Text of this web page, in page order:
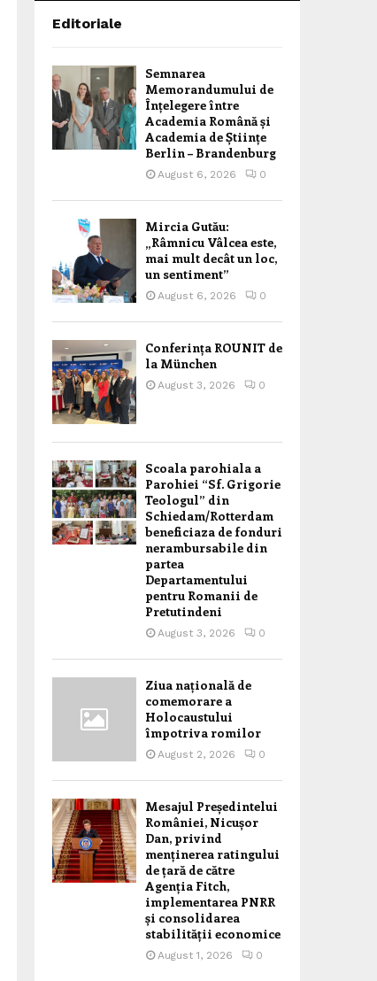
Editoriale
Semnarea
Memorandumului de
Înțelegere între
Academia Română și
Academia de Științe
Berlin – Brandenburg
August 6, 2026 0
Mircia Gutău:
„Râmnicu Vâlcea este,
mai mult decât un loc,
un sentiment”
August 6, 2026 0
Conferința ROUNIT de
la München
August 3, 2026 0
Scoala parohiala a
Parohiei “Sf. Grigorie
Teologul” din
Schiedam/Rotterdam
beneficiaza de fonduri
nerambursabile din
partea
Departamentului
pentru Romanii de
Pretutindeni
August 3, 2026 0
Ziua națională de
comemorare a
Holocaustului
împotriva romilor
August 2, 2026 0
Mesajul Președintelui
României, Nicușor
Dan, privind
menținerea ratingului
de țară de către
Agenția Fitch,
implementarea PNRR
și consolidarea
stabilității economice
August 1, 2026 0